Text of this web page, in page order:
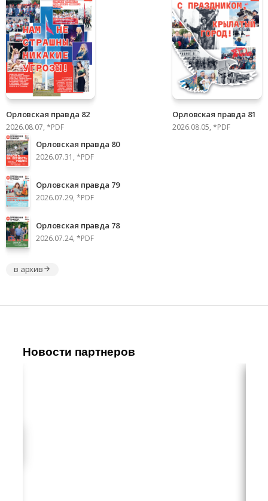
Орловская правда 82
2026.08.07, *PDF
Орловская правда 81
2026.08.05, *PDF
Орловская правда 80
2026.07.31, *PDF
Орловская правда 79
2026.07.29, *PDF
Орловская правда 78
2026.07.24, *PDF
в архив
Новости партнеров